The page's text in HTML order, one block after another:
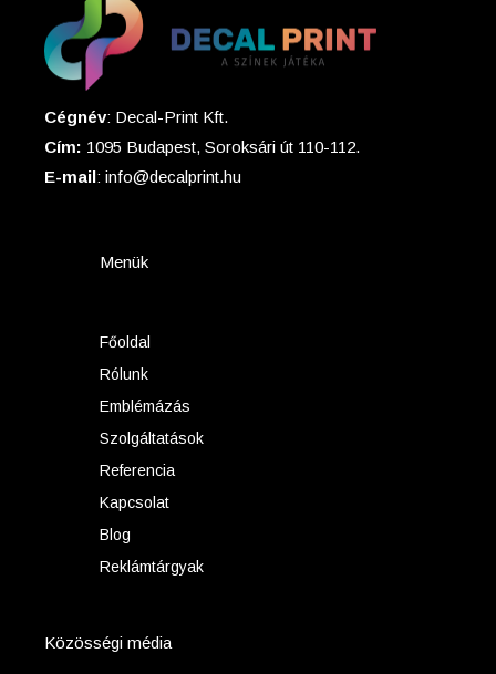
Cégnév: Decal-Print Kft.
Cím: 1095 Budapest, Soroksári út 110-112.
E-mail: info@decalprint.hu
Menük
Főoldal
Rólunk
Emblémázás
Szolgáltatások
Referencia
Kapcsolat
Blog
Reklámtárgyak
Közösségi média